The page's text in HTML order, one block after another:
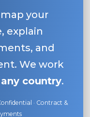
your
explain
and
We work
country.
· Contract &